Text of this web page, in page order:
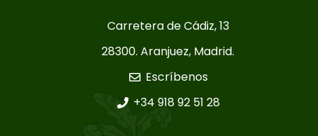
Carretera de Cádiz, 13
28300. Aranjuez, Madrid.
Escríbenos
+34 918 92 51 28